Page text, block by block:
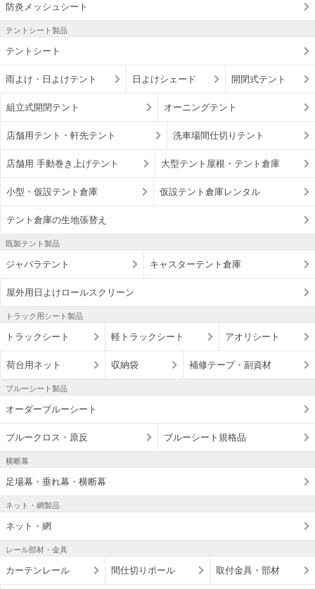
防炎メッシュシート
テントシート製品
テントシート
雨よけ・日よけテント 日よけシェード 開閉式テント
組立式開閉テント オーニングテント
店舗用テント・軒先テント 洗車場間仕切りテント
店舗用 手動巻き上げテント 大型テント屋根・テント倉庫
小型・仮設テント倉庫 仮設テント倉庫レンタル
テント倉庫の生地張替え
既製テント製品
ジャバラテント キャスターテント倉庫
屋外用日よけロールスクリーン
トラック用シート製品
トラックシート 軽トラックシート アオリシート
荷台用ネット 収納袋 補修テープ・副資材
ブルーシート製品
オーダーブルーシート
ブルークロス・原反 ブルーシート規格品
横断幕
足場幕・垂れ幕・横断幕
ネット・網製品
ネット・網
レール部材・金具
カーテンレール 間仕切りポール 取付金具・部材